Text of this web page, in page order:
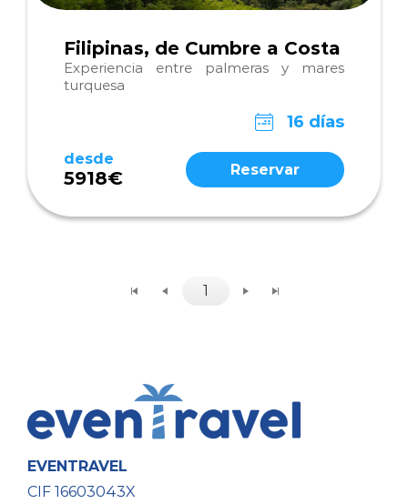
Filipinas, de Cumbre a Costa
Experiencia entre palmeras y mares
turquesa
16 días
desde
5918€ Reservar
1
EVENTRAVEL
CIF 16603043X